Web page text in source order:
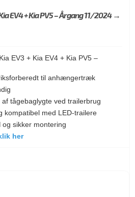
EV4 + Kia PV5 – Årgang 11/2024 →
EV3 + Kia EV4 + Kia PV5 –
til anhængertræk
tågebaglygte ved trailerbrug
kompatibel med LED-trailere
sikker montering
her